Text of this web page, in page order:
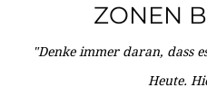
ZONEN
"Denke immer daran, dass
Heute.